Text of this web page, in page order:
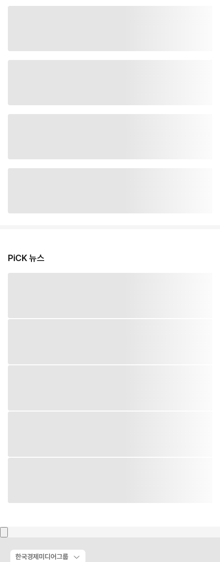
PiCK 뉴스
한국경제미디어그룹